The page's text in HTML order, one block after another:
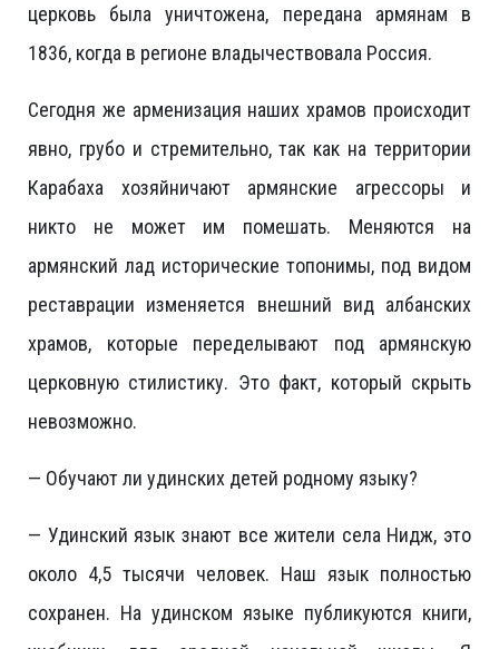
церковь была уничтожена, передана армянам в
1836, когда в регионе владычествовала Россия.
Сегодня же арменизация наших храмов происходит
явно, грубо и стремительно, так как на территории
Карабаха хозяйничают армянские агрессоры и
никто не может им помешать. Меняются на
армянский лад исторические топонимы, под видом
реставрации изменяется внешний вид албанских
храмов, которые переделывают под армянскую
церковную стилистику. Это факт, который скрыть
невозможно.
— Обучают ли удинских детей родному языку?
— Удинский язык знают все жители села Нидж, это
около 4,5 тысячи человек. Наш язык полностью
сохранен. На удинском языке публикуются книги,